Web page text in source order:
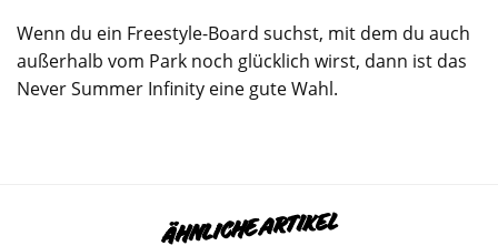
Wenn du ein Freestyle-Board suchst, mit dem du auch
außerhalb vom Park noch glücklich wirst, dann ist das
Never Summer Infinity eine gute Wahl.
ÄHNLICHE ARTIKEL